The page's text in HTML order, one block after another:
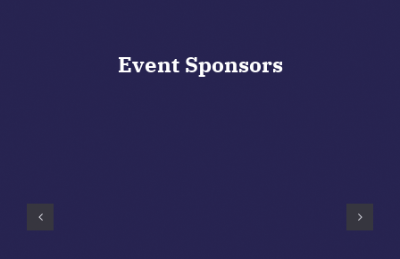
Event Sponsors